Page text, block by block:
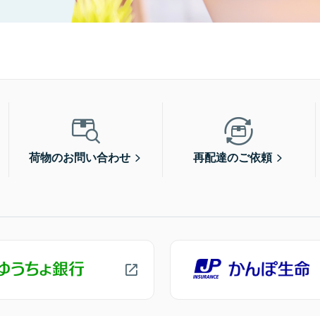
荷物のお問い合わせ 再配達のご依頼